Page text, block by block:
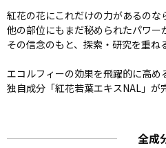
紅花の花にこれだけの力があるのな
他の部位にもまだ秘められたパワー
その信念のもと、探索・研究を重ね
エコルフィーの効果を飛躍的に高め
独自成分「紅花若葉エキスNAL」が
全成